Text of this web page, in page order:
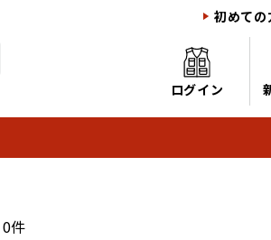
初めての
ログイン
0件